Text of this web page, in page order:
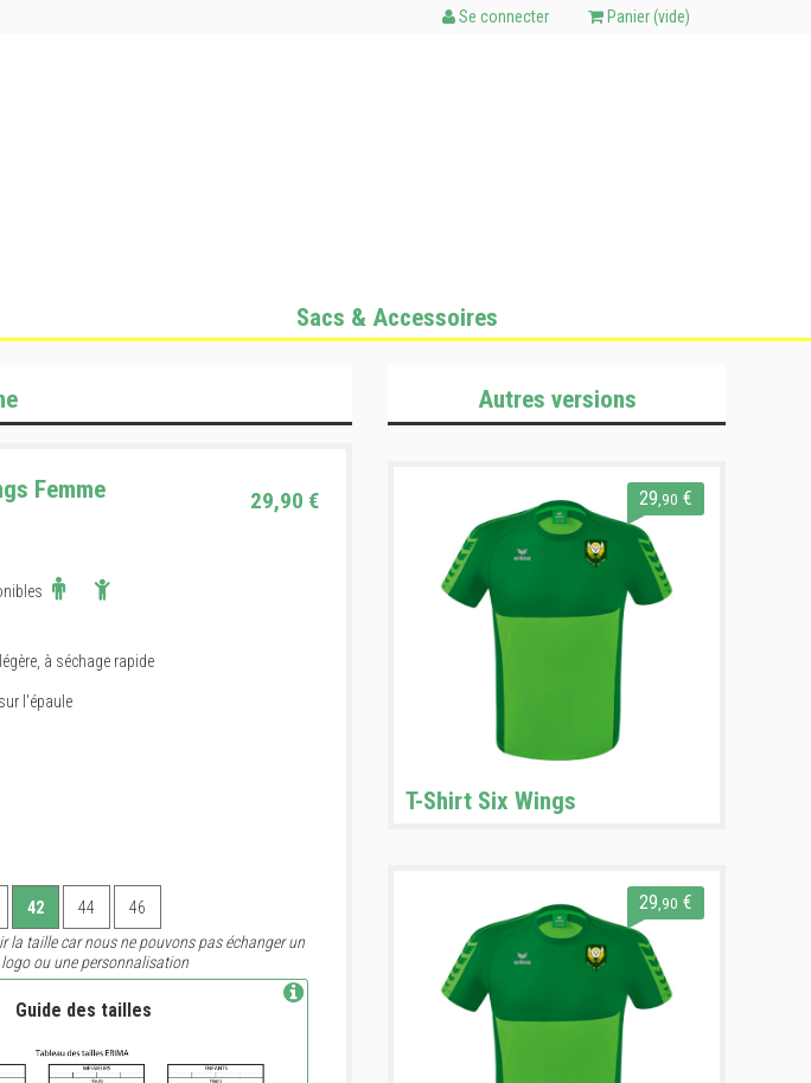
Se connecter Panier (vide)
Sacs & Accessoires
Femme 29,90 €
à séchage rapide
l'épaule
42 44
46
la taille car nous ne pouvons pas échanger un
ou une personnalisation
Guide des tailles
Autres versions
29 ,90 €
T-Shirt Six Wings
29 ,90 €